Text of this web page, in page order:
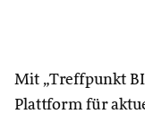
Mit „Treffpunkt
Plattform für